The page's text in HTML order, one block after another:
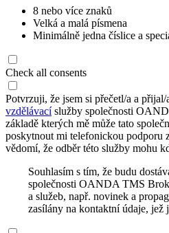
8 nebo více znaků
Velká a malá písmena
Minimálně jedna číslice a
Check all consents
Potvrzuji, že jsem si přečetl/a a přijal/
vzdělávacíslužby společnosti
základě kterých mě může tato
poskytnout mi telefonickou podporu
vědomí, že odběr této služby mohu
Souhlasím s tím, že budu
společnosti OANDA TMS
a služeb, např. novinek a
zasílány na kontaktní údaje, jež